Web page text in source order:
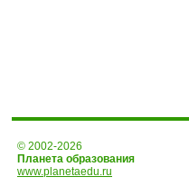
© 2002-2026
Планета образования
www.planetaedu.ru